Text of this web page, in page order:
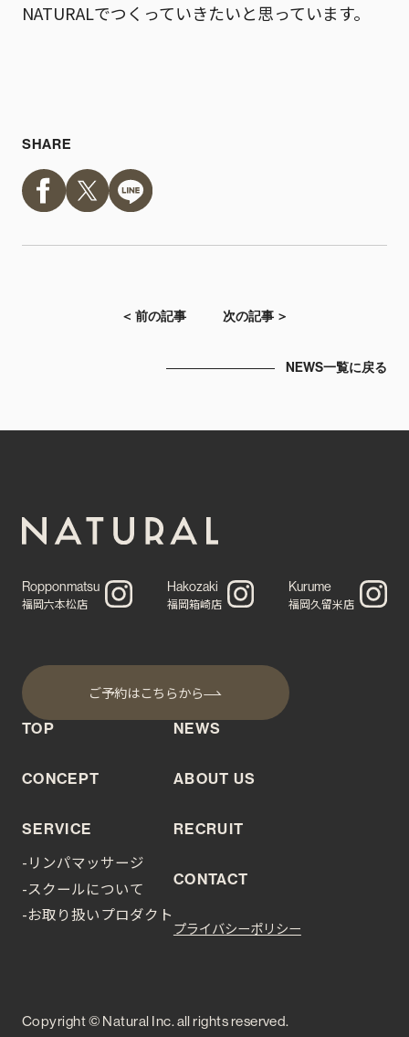
NATURALでつくっていきたいと思っています。
SHARE
＜ 前の記事 次の記事 ＞
NEWS一覧に戻る
Ropponmatsu
福岡六本松店
Hakozaki
福岡箱崎店
Kurume
福岡久留米店
ご予約はこちらから
TOP
CONCEPT
SERVICE
-リンパマッサージ
-スクールについて
-お取り扱いプロダクト
NEWS
ABOUT US
RECRUIT
CONTACT
プライバシーポリシー
Copyright © Natural Inc. all rights reserved.